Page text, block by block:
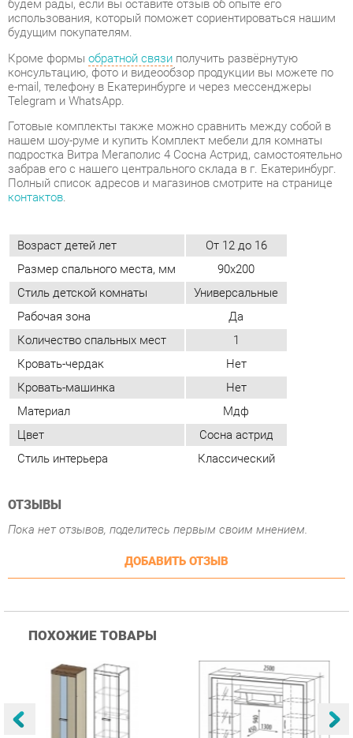
Готовые комплекты также можно сравнить между собой в
нашем шоу-руме и купить Комплект мебели для комнаты
забрав его с нашего центрального склада в г. Екатеринбург.
Полный список адресов и магазинов смотрите на странице
контактов.
Возраст детей лет
От 12 до 16
Размер спального места, мм
90х200
Стиль детской комнаты
Универсальные
Рабочая зона
Кровать-чердак
Нет
Кровать-машинка
Нет
Материал
Мдф
Цвет
Сосна астрид
Стиль интерьера
Классический
ОТЗЫВЫ
Пока нет отзывов, поделитесь первым своим мнением.
ДОБАВИТЬ ОТЗЫВ
ПОХОЖИЕ ТОВАРЫ
Купить
Атлантида-2 Венге-дуб
Купить
Симфония 7.10
55 482 ₽
info@bedroom-ekb.ru +7 (903) 000-00-00